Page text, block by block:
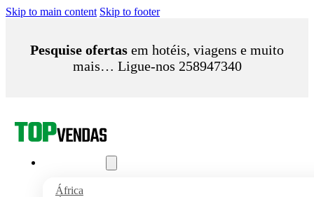
Skip to main content Skip to footer
Pesquise ofertas em hotéis, viagens e muito
mais… Ligue-nos 258947340
África